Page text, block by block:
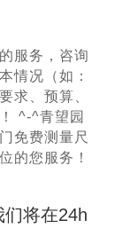
服务，咨询
情况（如：
求、预算、
^-^青望园
免费测量尺
的您服务！
将在24h